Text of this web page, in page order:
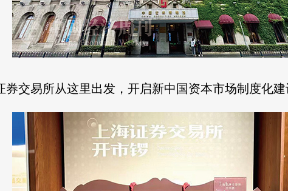
券交易所从这里出发，开启新中国资本市场制度化